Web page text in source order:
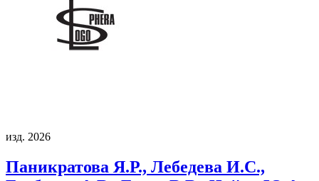
изд. 2026
Паникратова Я.Р., Лебедева И.С.,